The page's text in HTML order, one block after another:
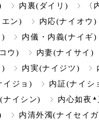
内裏(ダイリ) 〈
ン) 内応(ナイオウ)
) 内儀・内義(ナイギ)
ウ) 内妻(ナイサイ)
) 内実(ナイジツ)
イジョ) 内証(ナイシ
ナイシン) 内心如夜 ▲
内清外濁(ナイセイ